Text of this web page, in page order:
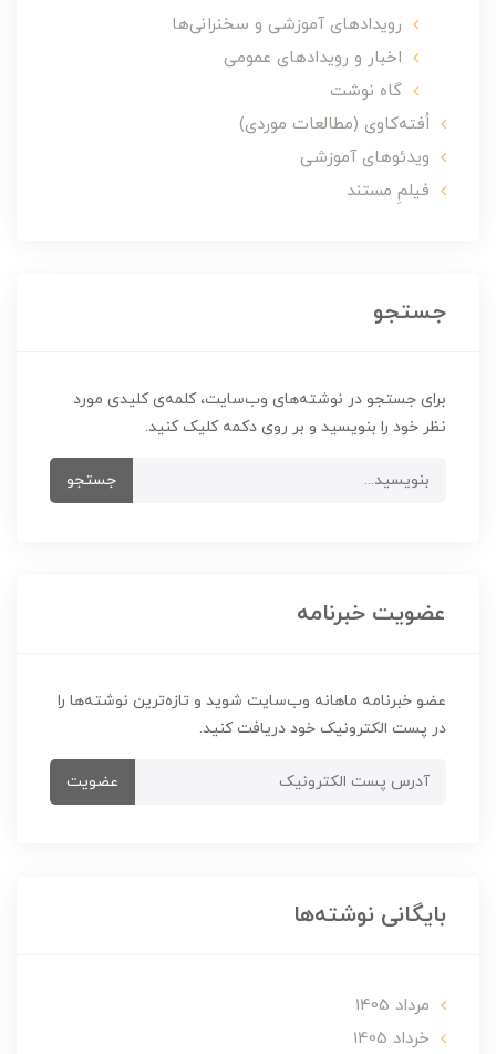
رویدادهای آموزشی و سخنرانی‌ها
اخبار و رویدادهای عمومی
گاه نوشت
اُفته‌کاوی (مطالعات موردی)
ویدئوهای آموزشی
فیلمِ مستند
جستجو
برای جستجو در نوشته‌های وب‌سایت، کلمه‌ی کلیدی مورد
نظر خود را بنویسید و بر روی دکمه کلیک کنید.
جستجو
عضویت خبرنامه
عضو خبرنامه ماهانه وب‌سایت شوید و تازه‌ترین نوشته‌ها را
در پست الکترونیک خود دریافت کنید.
عضویت
بایگانی نوشته‌ها
مرداد 1405
خرداد 1405